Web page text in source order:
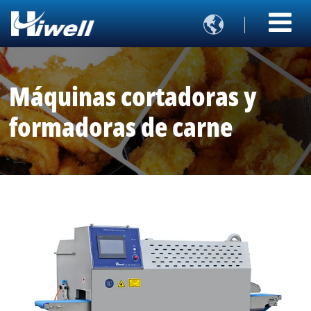

Máquinas cortadoras y
formadoras de carne